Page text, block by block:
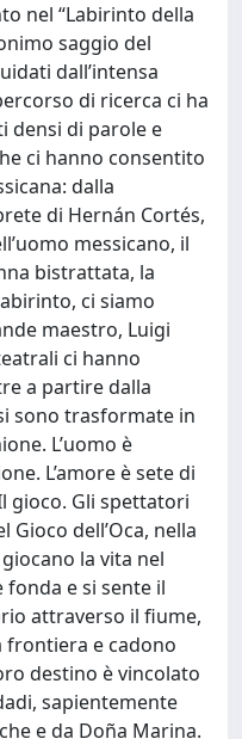
nel “Labirinto della
saggio del
dall’intensa
di ricerca ci ha
densi di parole e
ci hanno consentito
dalla
di Hernán Cortés,
messicano, il
bistrattata, la
ci siamo
maestro, Luigi
ci hanno
a partire dalla
sono trasformate in
L’uomo è
L’amore è sete di
gioco. Gli spettatori
dell’Oca, nella
la vita nel
fonda e si sente il
attraverso il fiume,
frontiera e cadono
destino è vincolato
sapientemente
e da Doña Marina.